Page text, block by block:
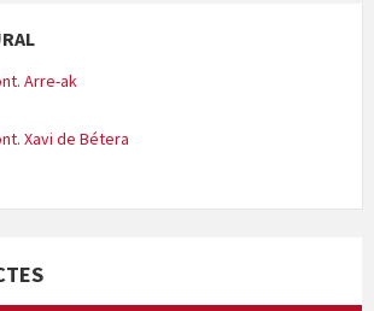
Arre-ak
Xavi de Bétera